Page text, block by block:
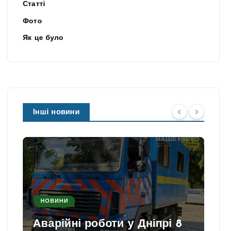
Статті
Фото
Як це було
Інші новини
НОВИНИ
Аварійні роботи у Дніпрі 8